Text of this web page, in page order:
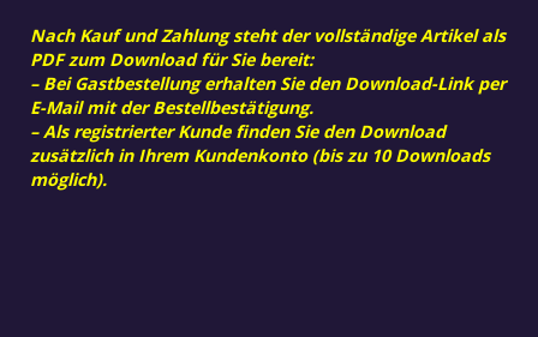
Nach Kauf und Zahlung steht der vollständige Artikel als
PDF zum Download für Sie bereit:
– Bei Gastbestellung erhalten Sie den Download-Link per
E-Mail mit der Bestellbestätigung.
– Als registrierter Kunde finden Sie den Download
zusätzlich in Ihrem Kundenkonto (bis zu 10 Downloads
möglich).